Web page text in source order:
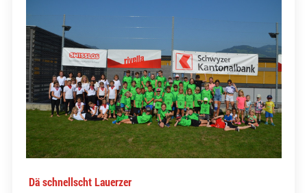
Dä schnellscht Lauerzer